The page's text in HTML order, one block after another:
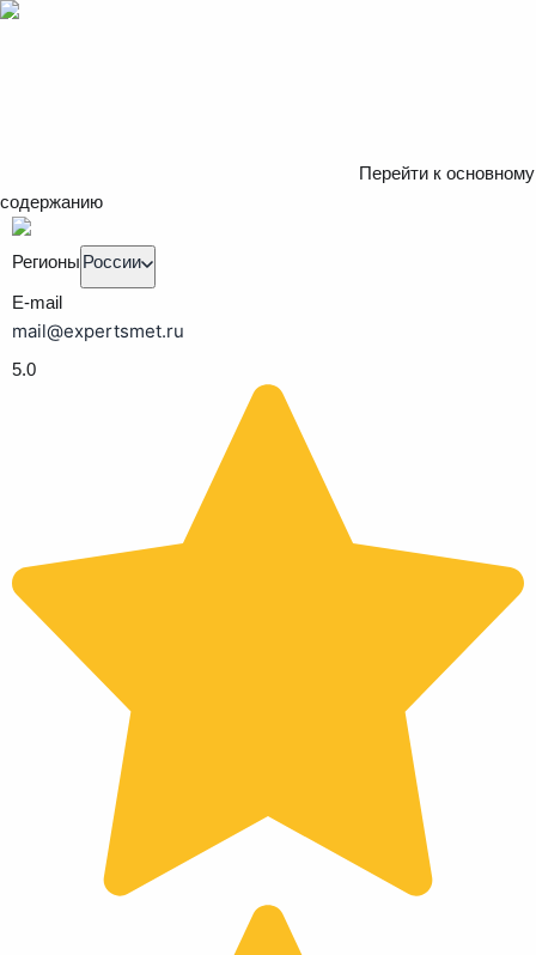
Перейти к основному
содержанию
Регионы России
E-mail
mail@expertsmet.ru
5.0